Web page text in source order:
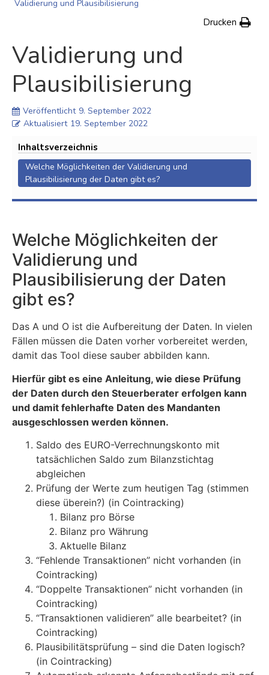
Validierung und Plausibilisierung
Drucken
Validierung und
Plausibilisierung
Veröffentlicht 9. September 2022
Aktualisiert 19. September 2022
Inhaltsverzeichnis
Welche Möglichkeiten der Validierung und
Plausibilisierung der Daten gibt es?
Welche Möglichkeiten der
Validierung und
Plausibilisierung der Daten
gibt es?
Das A und O ist die Aufbereitung der Daten. In vielen
Fällen müssen die Daten vorher vorbereitet werden,
damit das Tool diese sauber abbilden kann.
Hierfür gibt es eine Anleitung, wie diese Prüfung
der Daten durch den Steuerberater erfolgen kann
und damit fehlerhafte Daten des Mandanten
ausgeschlossen werden können.
Saldo des EURO-Verrechnungskonto mit
tatsächlichen Saldo zum Bilanzstichtag
abgleichen
Prüfung der Werte zum heutigen Tag (stimmen
diese überein?) (in Cointracking)
Bilanz pro Börse
Bilanz pro Währung
Aktuelle Bilanz
“Fehlende Transaktionen” nicht vorhanden (in
Cointracking)
“Doppelte Transaktionen” nicht vorhanden (in
Cointracking)
“Transaktionen validieren” alle bearbeitet? (in
Cointracking)
Plausibilitätsprüfung – sind die Daten logisch?
(in Cointracking)